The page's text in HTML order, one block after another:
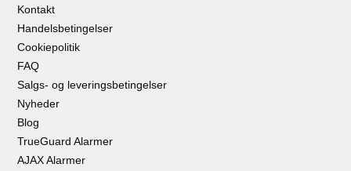
Kontakt
Handelsbetingelser
Cookiepolitik
FAQ
Salgs- og leveringsbetingelser
Nyheder
Blog
TrueGuard Alarmer
AJAX Alarmer